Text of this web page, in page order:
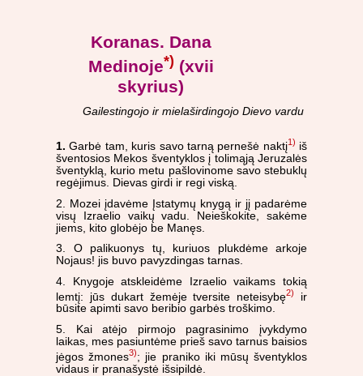
Koranas. Dana
Medinoje*) (xvii
skyrius)
Gailestingojo ir mielaširdingojo Dievo vardu
1. Garbė tam, kuris savo tarną pernešė naktį1) iš
šventosios Mekos šventyklos į tolimąją Jeruzalės
šventyklą, kurio metu pašlovinome savo stebuklų
regėjimus. Dievas girdi ir regi viską.
2. Mozei įdavėme Įstatymų knygą ir jį padarėme
visų Izraelio vaikų vadu. Neieškokite, sakėme
jiems, kito globėjo be Manęs.
3. O palikuonys tų, kuriuos plukdėme arkoje
Nojaus! jis buvo pavyzdingas tarnas.
4. Knygoje atskleidėme Izraelio vaikams tokią
lemtį: jūs dukart žemėje tversite neteisybę2)
ir
būsite apimti savo beribio garbės troškimo.
5. Kai atėjo pirmojo pagrasinimo įvykdymo
laikas, mes pasiuntėme prieš savo tarnus baisios
jėgos žmones3); jie praniko iki mūsų šventyklos
vidaus ir pranašystė išsipildė.